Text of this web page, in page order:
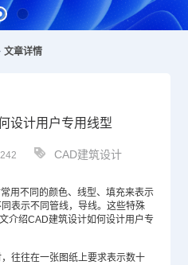
文章详情
设计用户专用线型
CAD建筑设计
用不同的颜色、线型、填充来表示
表示不同管线，导线。这些特殊
介绍CAD建筑设计如何设计用户专
往往在一张图纸上要求表示数十